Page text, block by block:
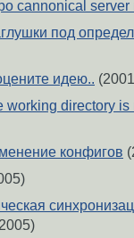
сannonical server
под
идею..
working directory
конфигов